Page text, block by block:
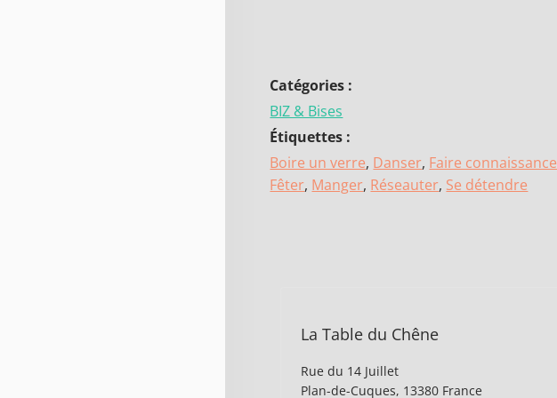
Catégories :
BIZ & Bises
Étiquettes :
Boire un verre, Danser, Faire connaissance
Fêter, Manger, Réseauter, Se détendre
La Table du Chêne
Rue du 14 Juillet
Plan-de-Cuques, 13380 France